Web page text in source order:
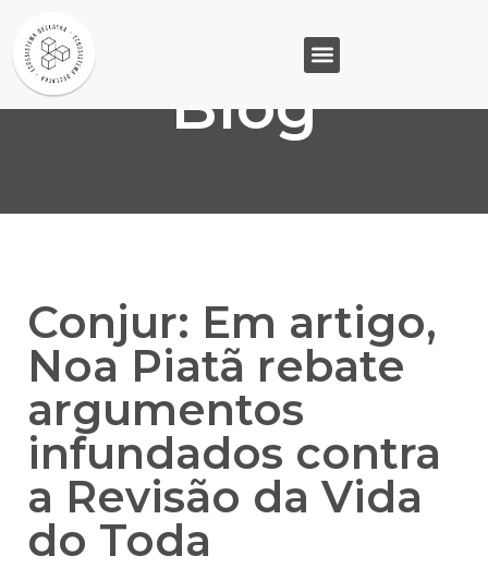
Blog
Conjur: Em artigo,
Noa Piatã rebate
argumentos
infundados contra
a Revisão da Vida
do Toda